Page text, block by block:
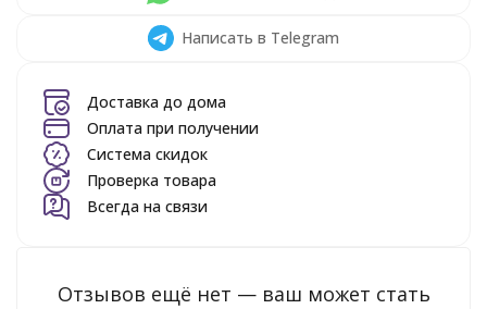
Написать в Telegram
Доставка до дома
Оплата при получении
Система скидок
Проверка товара
Всегда на связи
Отзывов ещё нет — ваш может стать